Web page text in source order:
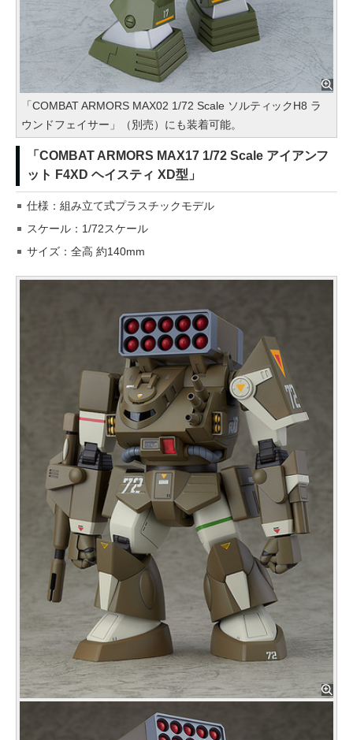
「COMBAT ARMORS MAX02 1/72 Scale ソルティックH8 ラ
ウンドフェイサー」（別売）にも装着可能。
「COMBAT ARMORS MAX17 1/72 Scale アイアンフ
ット F4XD ヘイスティ XD型」
仕様：組み立て式プラスチックモデル
スケール：1/72スケール
サイズ：全高 約140mm